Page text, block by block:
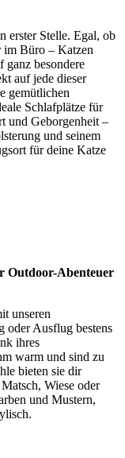
erster Stelle. Egal, ob
im Büro – Katzen
ganz besondere
auf jede dieser
gemütlichen
Schlafplätze für
und Geborgenheit –
und seinem
für deine Katze
Outdoor-Abenteuer
unseren
oder Ausflug bestens
ihres
warm und sind zu
bieten sie dir
Wiese oder
und Mustern,